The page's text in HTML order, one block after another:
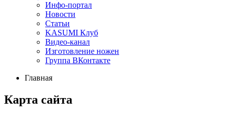
Инфо-портал
Новости
Статьи
KASUMI Клуб
Видео-канал
Изготовление ножен
Группа ВКонтакте
Главная
Карта сайта